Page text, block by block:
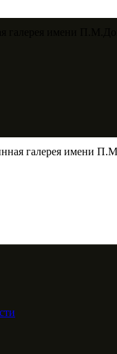
галерея имени